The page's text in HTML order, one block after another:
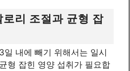
리 조절과 균형 잡
내에 빼기 위해서는 일시
형 잡힌 영양 섭취가 필요합